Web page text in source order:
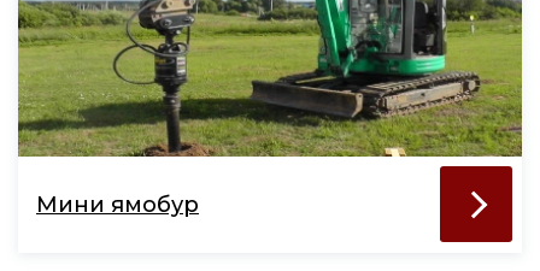
Мини ямобур